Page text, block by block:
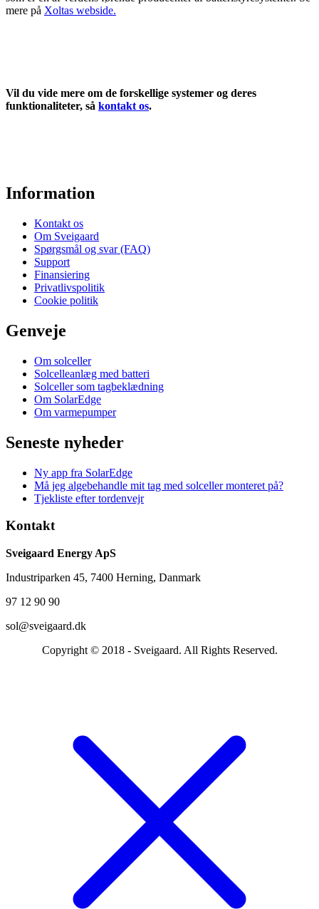
mere på Xoltas webside.
Vil du vide mere om de forskellige systemer og deres
funktionaliteter, så kontakt os.
Information
Kontakt os
Om Sveigaard
Spørgsmål og svar (FAQ)
Support
Finansiering
Privatlivspolitik
Cookie politik
Genveje
Om solceller
Solcelleanlæg med batteri
Solceller som tagbeklædning
Om SolarEdge
Om varmepumper
Seneste nyheder
Ny app fra SolarEdge
Må jeg algebehandle mit tag med solceller monteret på?
Tjekliste efter tordenvejr
Kontakt
Sveigaard Energy ApS
Industriparken 45, 7400 Herning, Danmark
97 12 90 90
sol@sveigaard.dk
Copyright © 2018 - Sveigaard. All Rights Reserved.